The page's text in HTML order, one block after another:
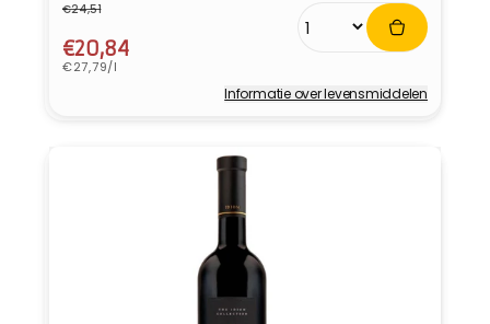
Normale
prijs
€24,51
Aanbiedingsprijs
€20,84
Eenheidsprijs
€27,79/l
Informatie over levensmiddelen